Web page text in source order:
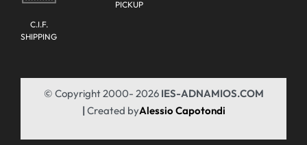
trabajo más seguro. Para maximizar la eficacia y seguridad en
el uso del andamiaje, se recomienda seguir las instrucciones de
-1 marcos 18Kg
-2 cruzetas cortas
C.I.F.
SHIPPING
PICKUP
© Copyright 2000- 2026 IES-ADNAMIOS.COM
| Created byAlessio Capotondi